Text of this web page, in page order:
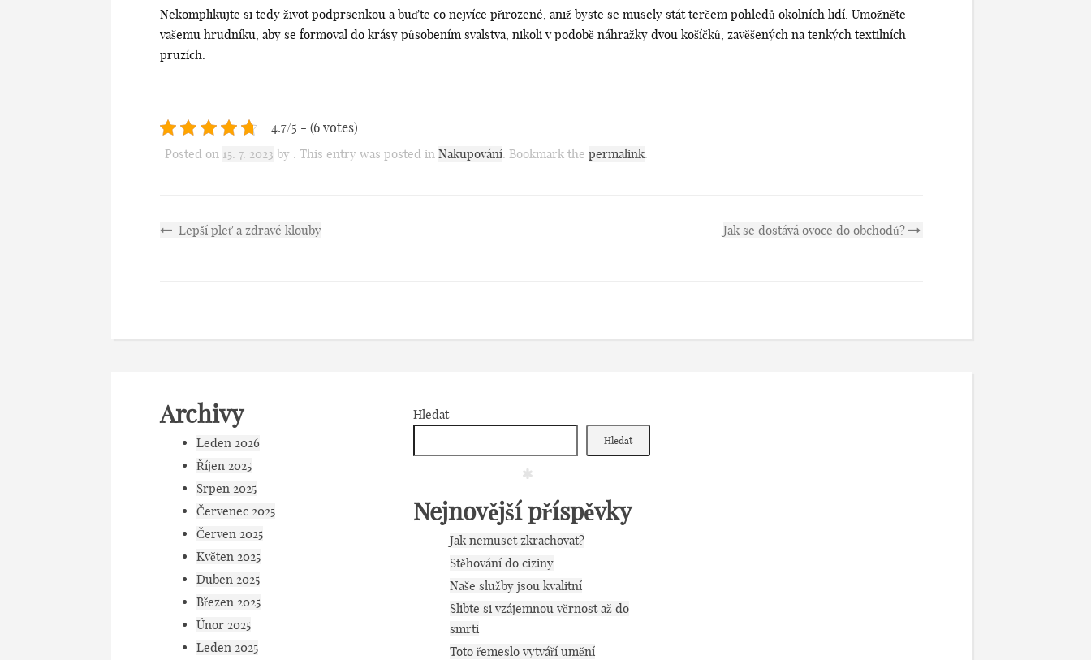
Nekomplikujte si tedy život podprsenkou a buďte co nejvíce přirozené, aniž byste se musely stát terčem pohledů okolních lidí. Umožněte
vašemu hrudníku, aby se formoval do krásy působením svalstva, nikoli v podobě náhražky dvou košíčků, zavěšených na tenkých textilních
pruzích.
4.7/5 - (6 votes)
Posted on 15. 7. 2023 by . This entry was posted in Nakupování . Bookmark the permalink
Lepší pleť a zdravé klouby Jak se dostává ovoce do obchodů?
Archivy
Leden 2026
Říjen 2025
Srpen 2025
Červenec 2025
Červen 2025
Květen 2025
Duben 2025
Březen 2025
Únor 2025
Leden 2025
Hledat
Hledat
Nejnovější příspěvky
Jak nemuset zkrachovat?
Stěhování do ciziny
Naše služby jsou kvalitní
Slibte si vzájemnou věrnost až do
smrti
Toto řemeslo vytváří umění